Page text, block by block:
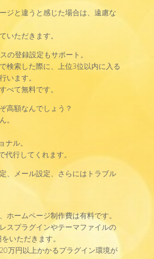
ジと違うと感じた場合は、遠慮な
いただきます。
の登録設定もサポート。
検索した際に、上位3位以内に入る
います。
べて無料です。
高額なんでしょう？
。
ル。
行してくれます。
、メール設定、さらにはトラブル
ホームページ制作費は有料です。
スプラグインやテーマファイルの
いただきます。
万円以上かかるプラグイン環境が